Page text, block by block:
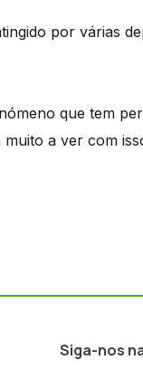
por várias
que tem
a ver com
Siga-nos